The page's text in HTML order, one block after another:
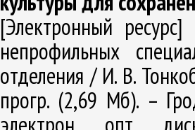
[Электронный
непрофильных
отделения / И. В.
прогр. (2,69 Мб). –